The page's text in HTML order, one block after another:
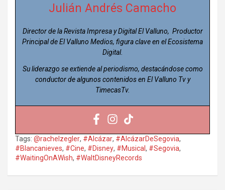
Julián Andrés Camacho
Director de la Revista Impresa y Digital El Valluno, Productor
Principal de El Valluno Medios, figura clave en el Ecosistema
Digital.
Su liderazgo se extiende al periodismo, destacándose como
conductor de algunos contenidos en El Valluno Tv y
TimecasTv.
Tags: @rachelzegler, #Alcázar, #AlcázarDeSegovia,
#Blancanieves, #Cine, #Disney, #Musical, #Segovia,
#WaitingOnAWish, #WaltDisneyRecords